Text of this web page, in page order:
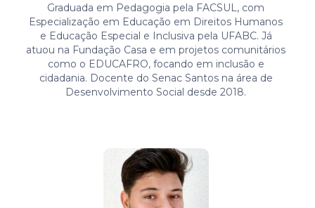
Graduada em Pedagogia pela FACSUL, com
Especialização em Educação em Direitos Humanos
e Educação Especial e Inclusiva pela UFABC. Já
atuou na Fundação Casa e em projetos comunitários
como o EDUCAFRO, focando em inclusão e
cidadania. Docente do Senac Santos na área de
Desenvolvimento Social desde 2018.